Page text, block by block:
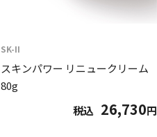
SK-II
スキンパワー リニュークリーム
80g
税込 26,730円